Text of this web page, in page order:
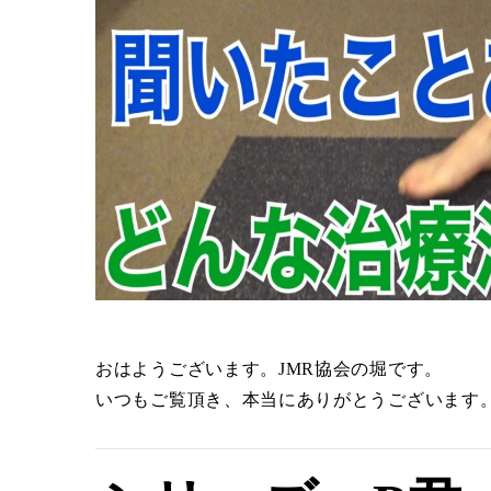
おはようございます。JMR協会の堀です。
いつもご覧頂き、本当にありがとうございます